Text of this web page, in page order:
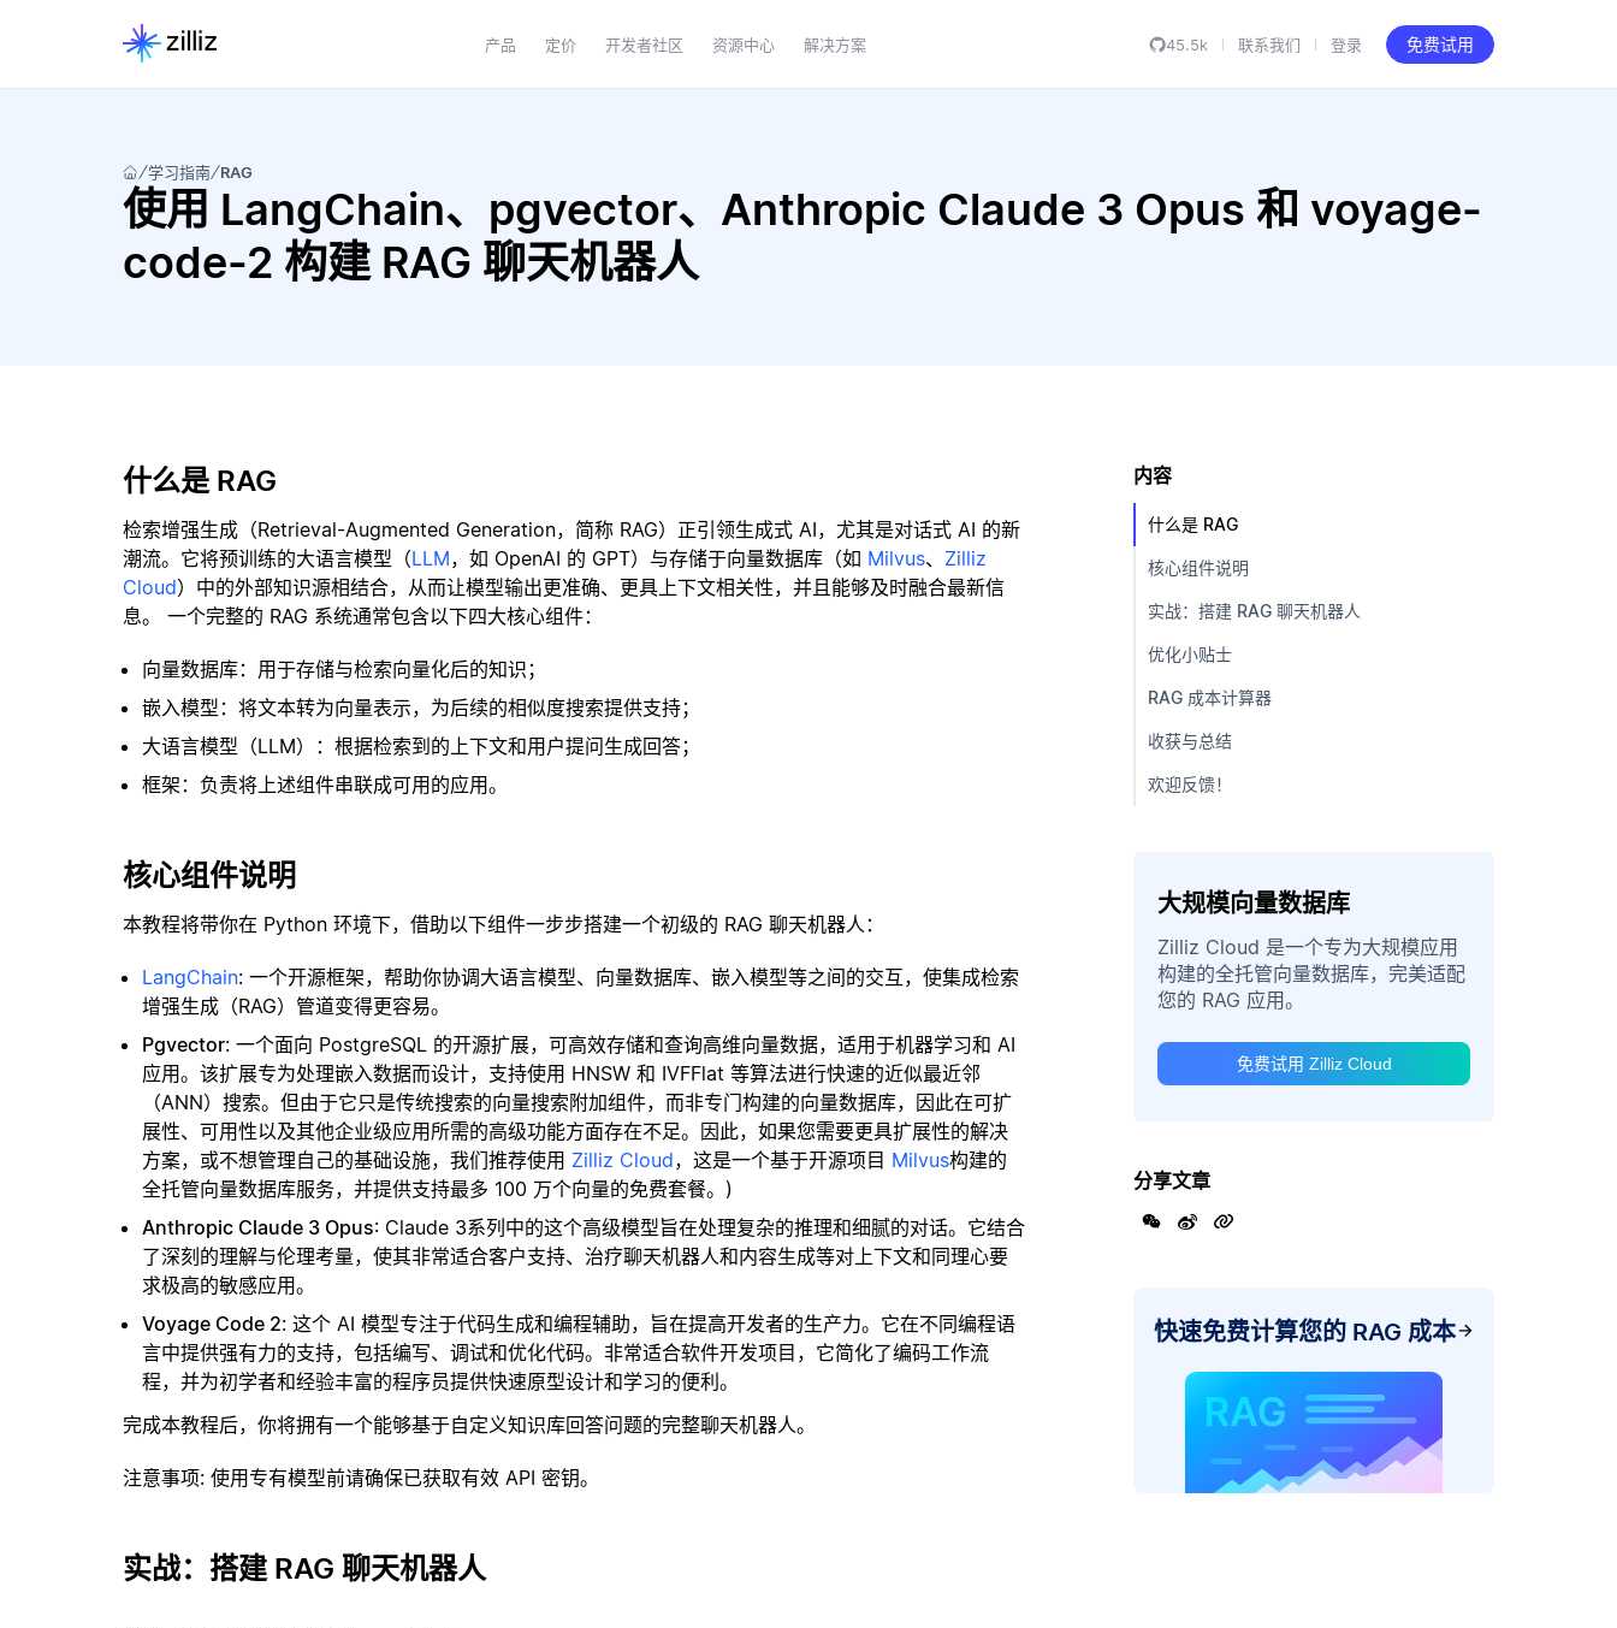
产品 定价 开发者社区 资源中心 解决方案 45.5k 联系我们 登录 免费试用
学习指南 RAG
使用 LangChain、pgvector、Anthropic Claude 3 Opus 和 voyage-
code-2 构建 RAG 聊天机器人
什么是 RAG
检索增强生成（Retrieval-Augmented Generation，简称 RAG）正引领生成式 AI，尤其是对话式 AI 的新
潮流。它将预训练的大语言模型（LLM，如 OpenAI 的 GPT）与存储于向量数据库（如 Milvus、 Zilliz
Cloud）中的外部知识源相结合，从而让模型输出更准确、更具上下文相关性，并且能够及时融合最新信
息。 一个完整的 RAG 系统通常包含以下四大核心组件：
向量数据库：用于存储与检索向量化后的知识；
嵌入模型：将文本转为向量表示，为后续的相似度搜索提供支持；
大语言模型（LLM）：根据检索到的上下文和用户提问生成回答；
框架：负责将上述组件串联成可用的应用。
核心组件说明
本教程将带你在 Python 环境下，借助以下组件一步步搭建一个初级的 RAG 聊天机器人：
LangChain: 一个开源框架，帮助你协调大语言模型、向量数据库、嵌入模型等之间的交互，使集成检索
增强生成（RAG）管道变得更容易。
Pgvector: 一个面向 PostgreSQL 的开源扩展，可高效存储和查询高维向量数据，适用于机器学习和 AI
应用。该扩展专为处理嵌入数据而设计，支持使用 HNSW 和 IVFFlat 等算法进行快速的近似最近邻
（ANN）搜索。但由于它只是传统搜索的向量搜索附加组件，而非专门构建的向量数据库，因此在可扩
展性、可用性以及其他企业级应用所需的高级功能方面存在不足。因此，如果您需要更具扩展性的解决
方案，或不想管理自己的基础设施，我们推荐使用 Zilliz Cloud，这是一个基于开源项目 Milvus构建的
全托管向量数据库服务，并提供支持最多 100 万个向量的免费套餐。)
Anthropic Claude 3 Opus: Claude 3系列中的这个高级模型旨在处理复杂的推理和细腻的对话。它结合
了深刻的理解与伦理考量，使其非常适合客户支持、治疗聊天机器人和内容生成等对上下文和同理心要
求极高的敏感应用。
Voyage Code 2: 这个 AI 模型专注于代码生成和编程辅助，旨在提高开发者的生产力。它在不同编程语
言中提供强有力的支持，包括编写、调试和优化代码。非常适合软件开发项目，它简化了编码工作流
程，并为初学者和经验丰富的程序员提供快速原型设计和学习的便利。
完成本教程后，你将拥有一个能够基于自定义知识库回答问题的完整聊天机器人。
注意事项: 使用专有模型前请确保已获取有效 API 密钥。
实战：搭建 RAG 聊天机器人
内容
什么是 RAG
核心组件说明
实战：搭建 RAG 聊天机器人
优化小贴士
RAG 成本计算器
收获与总结
欢迎反馈！
大规模向量数据库
Zilliz Cloud 是一个专为大规模应用
构建的全托管向量数据库，完美适配
您的 RAG 应用。
免费试用 Zilliz Cloud
分享文章
快速免费计算您的 RAG 成本